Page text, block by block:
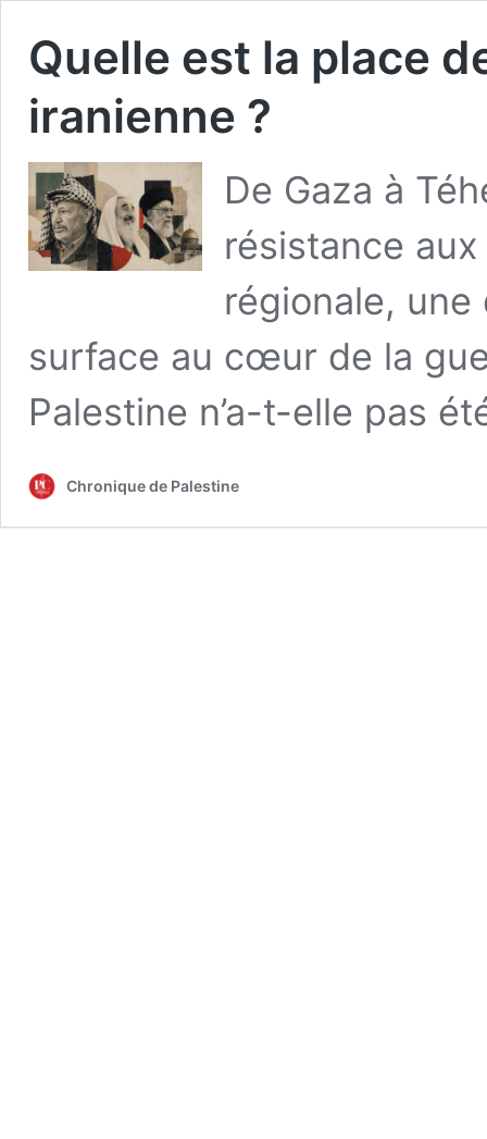
Quelle est la place
iranienne ?
De Gaza à
résistance
régionale,
surface au cœur de la
Palestine n’a-t-elle pas
Chronique de Palestine